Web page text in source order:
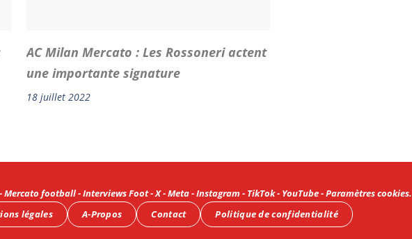
AC Milan Mercato : Les Rossoneri actent
une importante signature
18 juillet 2022
-Mercato football-Interviews Foot-X-Meta-Instagram - TikTok- YouTube-Paramètres cookies.
légales
A-Propos Contact Politique de confidentialité